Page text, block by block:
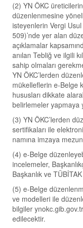
(2) YN ÖKC
düzenlenmesine
isteyenlerin Vergi
509)’nde yer alan
açıklamalar
anılan Tebliğ ve ilgili
sahip olmaları
YN ÖKC’lerden
mükelleflerin e-Belge
hususları dikkate
belirlemeler yapmaya
(3) YN ÖKC’lerden
sertifikaları ile
namına imzaya
(4) e-Belge
incelemeler,
Başkanlık ve
(5) e-Belge
ve modelleri ile
bilgiler
edilecektir.